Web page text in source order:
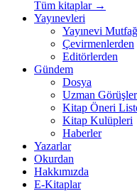
Tüm kitaplar →
Yayınevleri
Yayınevi
Çevirmenlerden
Editörlerden
Gündem
Dosya
Uzman
Kitap Öneri
Kitap Kulüpleri
Haberler
Yazarlar
Okurdan
Hakkımızda
E-Kitaplar